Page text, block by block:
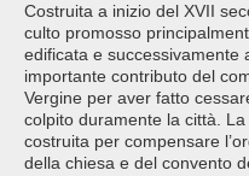
Costruita a inizio del XVII
culto promosso
edificata e successivamente
importante contributo del
Vergine per aver fatto
colpito duramente la città.
costruita per compensare
della chiesa e del convento